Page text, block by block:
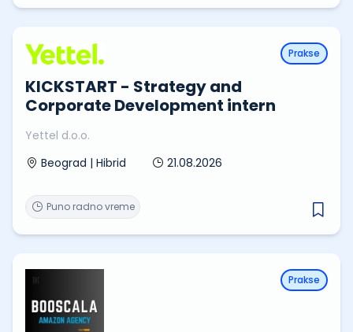
Prakse
KICKSTART - Strategy and
Corporate Development intern
Yettel d.o.o.
Beograd | Hibrid
21.08.2026
Puno radno vreme
Prakse